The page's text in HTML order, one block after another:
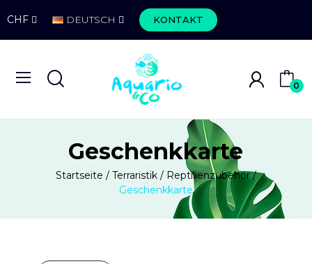
CHF DEUTSCH KONTAKT
0
Geschenkkarte
Startseite Terraristik
Reptilienzubehör
Geschenkkarte